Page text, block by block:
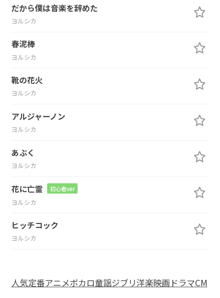
だから僕は音楽を辞めた
ヨルシカ
春泥棒
ヨルシカ
靴の花火
ヨルシカ
アルジャーノン
ヨルシカ
あぶく
ヨルシカ
花に亡霊 初心者ver
ヨルシカ
ヒッチコック
ヨルシカ
人気定番アニメボカロ童謡ジブリ洋楽映画ドラマCM